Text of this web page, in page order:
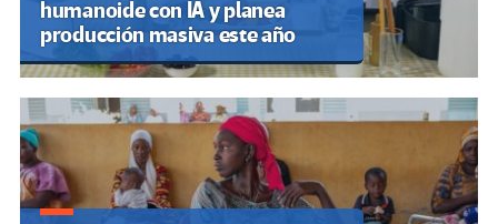
humanoide con IA y planea
producción masiva este año